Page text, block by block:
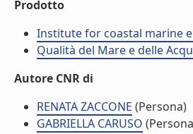
Prodotto
Institute for coastal marine
Qualità del Mare e delle
Autore CNR di
RENATA ZACCONE (Persona)
GABRIELLA CARUSO